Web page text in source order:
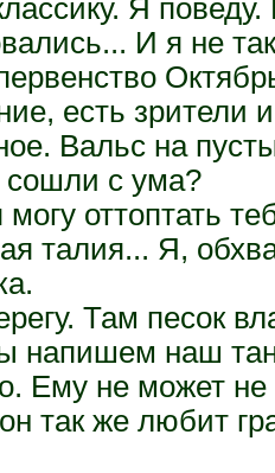
Я
И я не
есть зрители
Вальс на
с ума?
могу оттоптать
талия... Я,
Там песок
напишем наш
Ему не может
так же любит